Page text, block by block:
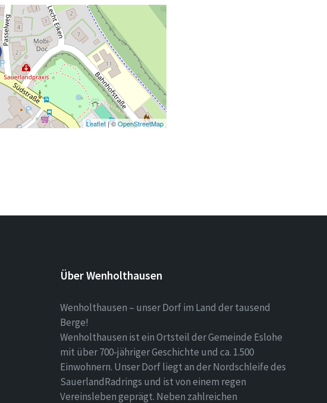
Leaflet| ©OpenStreetMap
Über Wenholthausen
Wenholthausen – unser Dorf im Land der tausend
Berge!
Wenholthausen ist ein Ortsteil der Gemeinde Eslohe
mit über 700-jähriger Geschichte und ca. 1.500
Einwohnern. Unser Dorf liegt an der Nordschleife des
SauerlandRadrings und ist von einem regen
Vereinsleben geprägt. Neben zahlreichen